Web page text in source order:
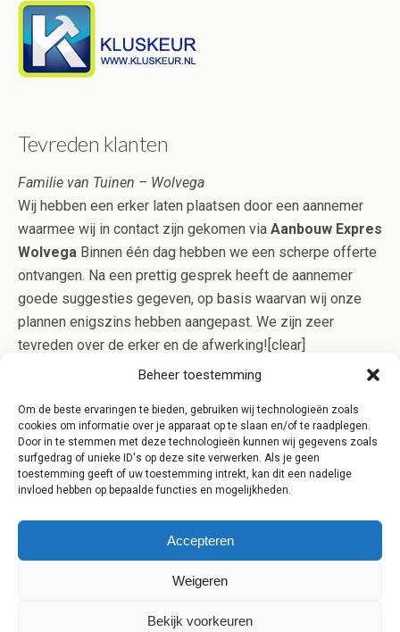
Beheer toestemming
Om de beste ervaringen te bieden, gebruiken wij technologieën zoals
cookies om informatie over je apparaat op te slaan en/of te raadplegen.
Door in te stemmen met deze technologieën kunnen wij gegevens zoals
surfgedrag of unieke ID's op deze site verwerken. Als je geen
toestemming geeft of uw toestemming intrekt, kan dit een nadelige
invloed hebben op bepaalde functies en mogelijkheden.
Accepteren
Weigeren
Bekijk voorkeuren
Tevreden klanten
Familie van Tuinen – Wolvega
Wij hebben een erker laten plaatsen door een aannemer
waarmee wij in contact zijn gekomen via Aanbouw Expres
Wolvega Binnen één dag hebben we een scherpe offerte
ontvangen. Na een prettig gesprek heeft de aannemer
goede suggesties gegeven, op basis waarvan wij onze
plannen enigszins hebben aangepast. We zijn zeer
tevreden over de erker en de afwerking![clear]
[/one_third_last] [clear] [content-highlight]Aanbouw Expres
Wolvega die in bezit zijn van het Kluskeurmerk. Op deze
manier bent u verzekerd van kwaliteit en controle op het
werk![/content-highlight]
Terug naar boven
Mobiel Desktop